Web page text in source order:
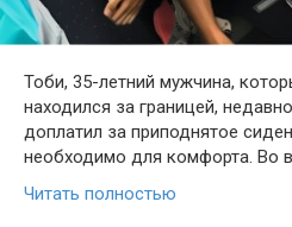
Тоби, 35-летний мужчина,
находился за границей,
доплатил за приподнятое
необходимо для комфорта. Во
Читать полностью